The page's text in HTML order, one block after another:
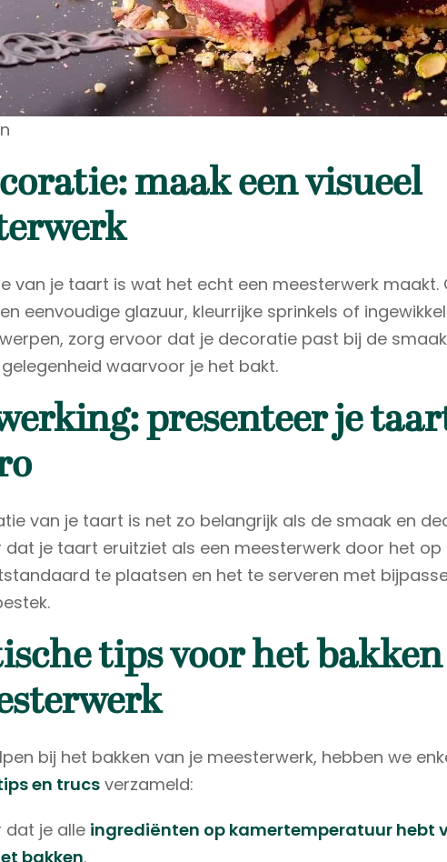
maak een visueel
van je taart is wat het echt een meesterwerk maakt.
eenvoudige glazuur, kleurrijke sprinkels of
zorg ervoor dat je decoratie past bij de
waarvoor je het bakt.
presenteer je
van je taart is net zo belangrijk als de smaak en
dat je taart eruitziet als een meesterwerk door het op
te plaatsen en het te serveren met
tips voor het
bij het bakken van je meesterwerk, hebben we
en trucsverzameld:
dat je alle ingrediënten op kamertemperatuur hebt
bakken.